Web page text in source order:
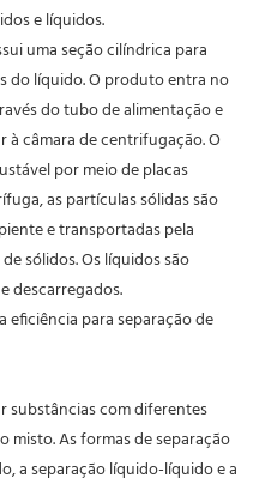
e líquidos.
uma seção cilíndrica para
do líquido. O produto entra no
do tubo de alimentação e
à câmara de centrifugação. O
por meio de placas
as partículas sólidas são
e transportadas pela
sólidos. Os líquidos são
descarregados.
substâncias com diferentes
misto. As formas de separação
a separação líquido-líquido e a